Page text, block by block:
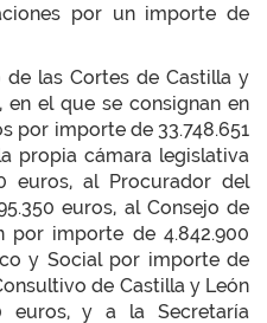
por un importe de
las Cortes de Castilla y
en el que se consignan en
por importe de 33.748.651
propia cámara legislativa
euros, al Procurador del
euros, al Consejo de
por importe de 4.842.900
y Social por importe de
de Castilla y León
euros, y a la Secretaría